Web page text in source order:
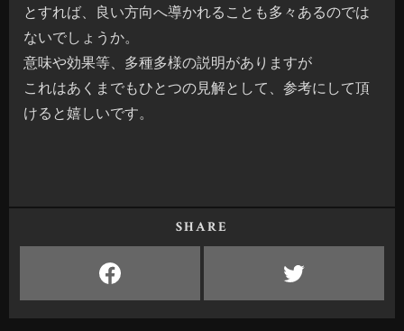
とすれば、良い方向へ導かれることも多々あるのでは
ないでしょうか。
意味や効果等、多種多様の説明がありますが
これはあくまでもひとつの見解として、参考にして頂
けると嬉しいです。
SHARE